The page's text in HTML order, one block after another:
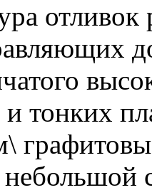
отливок
тонких